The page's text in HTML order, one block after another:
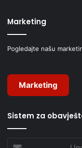
Marketing
Pogledajte našu
Marketing
Sistem za